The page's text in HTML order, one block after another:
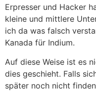
Erpresser und Hacker
kleine und mittlere
ich da was falsch
Kanada für Indium.
Auf diese Weise ist es
dies geschieht. Falls
später noch nicht